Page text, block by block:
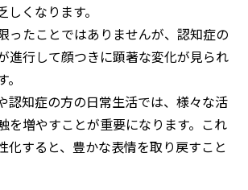
くなります。
ったことではありませんが、認知症の
進行して顔つきに顕著な変化が見られ
認知症の方の日常生活では、様々な活
を増やすことが重要になります。これ
化すると、豊かな表情を取り戻すこと